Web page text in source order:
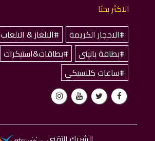
الاكثر بحثا
#الاحجار الكريمة
#الالغاز & الالعاب
#بطاقة بانيني
#بطاقات&استيكرات
#ساعات كلاسيكي